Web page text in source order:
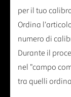
per il tuo
Ordina
numero di
Durante il
nel "campo
tra quelli